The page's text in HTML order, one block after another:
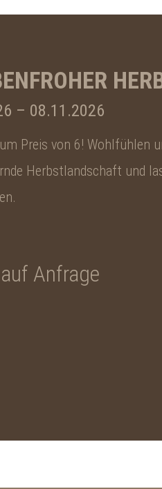
– 08.11.2026
Preis von 6! Wohlfühlen
Herbstlandschaft und
Anfrage